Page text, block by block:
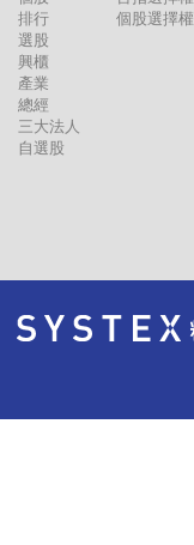
排行
選股
興櫃
產業
總經
三大法人
自選股
個股選擇權